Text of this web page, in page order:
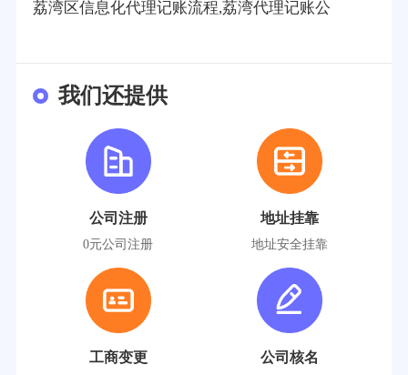
荔湾区信息化代理记账流程,荔湾代理记账公
我们还提供
公司注册
0元公司注册
地址挂靠
地址安全挂靠
工商变更 公司核名